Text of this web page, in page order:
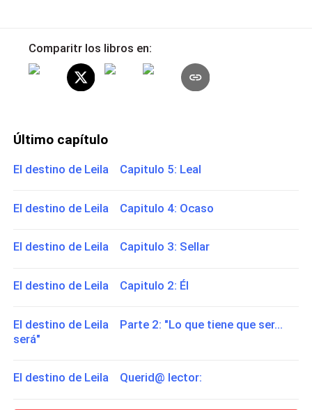
Comparitr los libros en:
Último capítulo
El destino de Leila Capitulo 5: Leal
El destino de Leila Capitulo 4: Ocaso
El destino de Leila Capitulo 3: Sellar
El destino de Leila Capitulo 2: Él
El destino de Leila Parte 2: "Lo que tiene que ser...
será"
El destino de Leila Querid@ lector: